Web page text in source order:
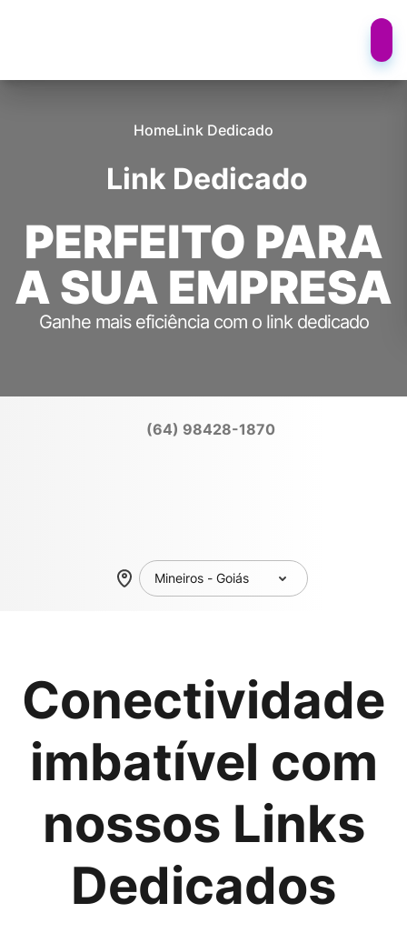
HomeLink Dedicado
Link Dedicado
PERFEITO PARA
A SUA EMPRESA
Ganhe mais eficiência com o link dedicado
(64) 98428-1870
Conectividade
imbatível com
nossos Links
Dedicados